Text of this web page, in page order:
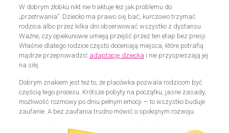
W dobrym żłobku nikt nie traktuje łez jak problemu do
„przetrwania”. Dziecko ma prawo się bać, kurczowo trzymać
rodzica albo przez kilka dni obserwować wszystko z dystansu.
Ważne, czy opiekunowie umieją przejść przez ten etap bez presji.
Właśnie dlatego rodzice często doceniają miejsca, które potrafią
mądrze przeprowadzić adaptację dziecka i nie przyspieszają jej
na siłę.
Dobrym znakiem jest też to, że placówka pozwala rodzicom być
częścią tego procesu. Krótsze pobyty na początku, jasne zasady,
możliwość rozmowy po dniu pełnym emocji — to wszystko buduje
zaufanie. A bez zaufania trudno mówić o spokojnym rozwoju.